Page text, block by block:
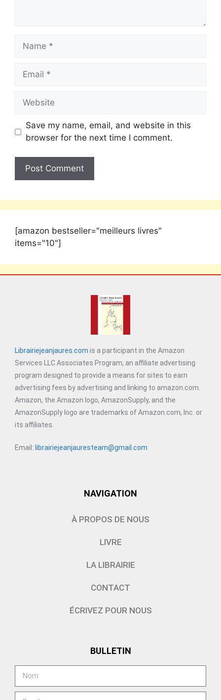
Save my name, email, and website in this
browser for the next time I comment.
[amazon bestseller="meilleurs livres"
items="10"]
Librairiejeanjaures.com is a participant in the Amazon
Services LLC Associates Program, an affiliate advertising
program designed to provide a means for sites to earn
advertising fees by advertising and linking to amazon.com.
Amazon, the Amazon logo, AmazonSupply, and the
AmazonSupply logo are trademarks of Amazon.com, Inc. or
its affiliates.
Email: librairiejeanjauresteam@gmail.com
NAVIGATION
À PROPOS DE NOUS
LIVRE
LA LIBRAIRIE
CONTACT
ÉCRIVEZ POUR NOUS
BULLETIN